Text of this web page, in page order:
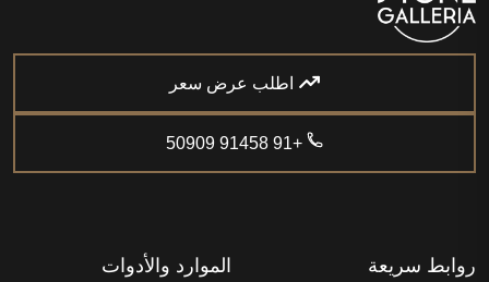
اطلب عرض سعر
+91 91458 50909
روابط سريعة الموارد والأدوات